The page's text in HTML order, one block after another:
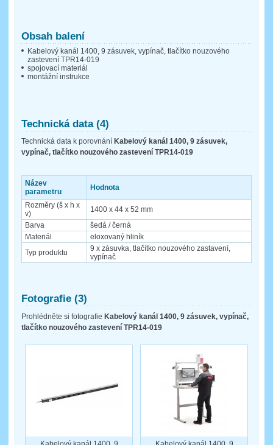
Obsah balení
Kabelový kanál 1400, 9 zásuvek, vypínač, tlačítko nouzového
zastevení TPR14-019
spojovací materiál
montážní instrukce
Technická data (4)
Technická data k porovnání Kabelový kanál 1400, 9 zásuvek,
vypínač, tlačítko nouzového zastevení TPR14-019
Název
parametru
Hodnota
Rozměry (š x h x
v)
1400 x 44 x 52 mm
Barva
šedá / černá
Materiál
eloxovaný hliník
Typ produktu
9 x zásuvka, tlačítko nouzového zastavení,
vypínač
Fotografie (3)
Prohlédněte si fotografie Kabelový kanál 1400, 9 zásuvek, vypínač,
tlačítko nouzového zastevení TPR14-019